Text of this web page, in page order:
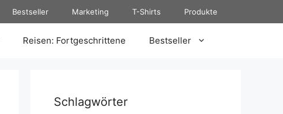
Bestseller Marketing T-Shirts Produkte
Reisen: Fortgeschrittene Bestseller
Schlagwörter